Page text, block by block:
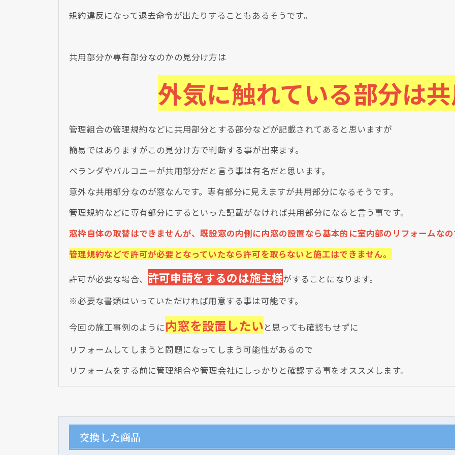
規約違反になって退去命令が出たりすることもあるそうです。
共用部分か専有部分なのかの見分け方は
外気に触れている部分は
管理組合の管理規約などに共用部分とする部分などが記載されてあると思いますが
簡易ではありますがこの見分け方で判断する事が出来ます。
ベランダやバルコニーが共用部分だと言う事は有名だと思います。
意外な共用部分なのが窓なんです。専有部分に見えますが共用部分になるそうです。
管理規約などに専有部分にするといった記載がなければ共用部分になると言う事です。
窓枠自体の取替はできませんが、既設窓の内側に内窓の設置なら基本的に室内部のリフォームな
管理規約などで許可が必要となっていたなら許可を取らないと施工はできません。
許可が必要な場合、 許可申請をするのは施主様がすることになります。
※必要な書類はいっていただければ用意する事は可能です。
今回の施工事例のように内窓を設置したいと思っても確認もせずに
リフォームしてしまうと問題になってしまう可能性があるので
リフォームをする前に管理組合や管理会社にしっかりと確認する事をオススメします。
交換した商品